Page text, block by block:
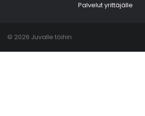
Palvelut yrittäjälle
© 2026 Juvalle töihin